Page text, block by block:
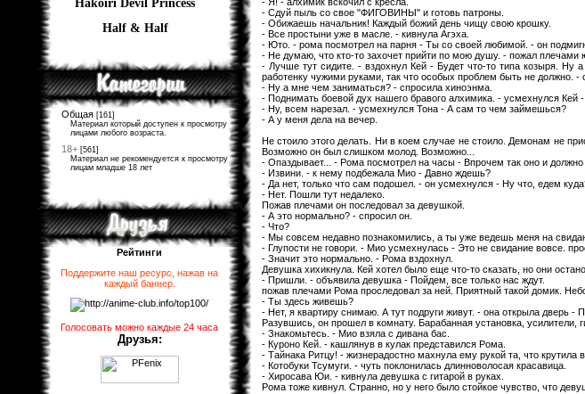
Hakoiri Devil Princess
Half & Half
Общая [161]
Материал который доступен к просмотру
лицами любого возраста.
18+ [561]
Материал не рекомендуется к просмотру
лицам младше 18 лет
Рейтинги
Поддержите наш ресурс, нажав на
каждый баннер.
Голосовать можно каждые 24 часа
Друзья:
- Сдуй пыль со свое "ФИГОВИНЫ" и готовь патроны.
- Обижаешь начальник! Каждый божий день чищу свою крошку.
- Все простыни уже в масле. - кивнула Агэха.
- Юто. - рома посмотрел на парня - Ты со своей любимой. - он
- Не думаю, что кто-то захочет прийти по мою душу. - пожал плечами
- Лучше тут сидите. - вздохнул Кей - Будет что-то типа козыря. Ну
работенку чужими руками, так что особых проблем быть не должно.
- Ну а мне чем заниматься? - спросила хиноэнма.
- Поднимать боевой дух нашего бравого алхимика. - усмехнулся Кей
- Ну, всем нарезал. - усмехнулся Тона - А сам то чем займешься?
- А у меня дела на вечер.
Не стоило этого делать. Ни в коем случае не стоило. Демонам не
Возможно он был слишком молод. Возможно...
- Опаздывает... - Рома посмотрел на часы - Впрочем так оно и
- Извини. - к нему подбежала Мио - Давно ждешь?
- Да нет, только что сам подошел. - он усмехнулся - Ну что, едем
- Нет. Пошли тут недалеко.
Пожав плечами он последовал за девушкой.
- А это нормально? - спросил он.
- Что?
- Мы совсем недавно познакомились, а ты уже ведешь меня на
- Глупости не говори. - Мио усмехнулась - Это не свидание вовсе.
- Значит это нормально. - Рома вздохнул.
Девушка хихикнула. Кей хотел было еще что-то сказать, но они
- Пришли. - объявила девушка - Пойдем, все только нас ждут.
пожав плечами Рома проследовал за ней. Приятный такой домик.
- Ты здесь живешь?
- Нет, я квартиру снимаю. А тут подруги живут. - она открыла дверь -
Разувшись, он прошел в комнату. Барабанная установка, усилители,
- Знакомьтесь. - Мио взяла с дивана бас.
- Куроно Кей. - кашлянув в кулак представился Рома.
- Тайнака Ритцу! - жизнерадостно махнула ему рукой та, что крутила
- Котобуки Тсумуги. - чуть поклонилась длинноволосая красавица.
- Хиросава Юи. - кивнула девушка с гитарой в руках.
Рома тоже кивнул. Странно, но у него было стойкое чувство, что